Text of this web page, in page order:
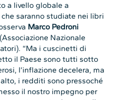
a livello globale a
saranno studiate nei libri
Marco Pedroni
Nazionale
“Ma i cuscinetti di
il Paese sono tutti sotto
l’inflazione decelera, ma
i redditi sono pressoché
il nostro impegno per